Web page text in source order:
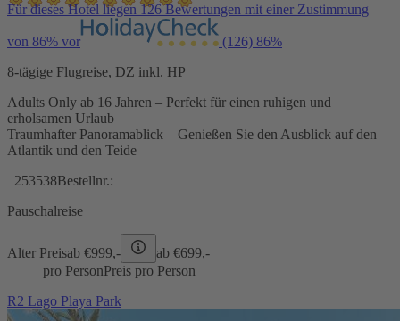
Für dieses Hotel liegen 126 Bewertungen mit einer Zustimmung
von 86% vor (126) 86%
8-tägige Flugreise, DZ inkl. HP
Adults Only ab 16 Jahren – Perfekt für einen ruhigen und
erholsamen Urlaub
Traumhafter Panoramablick – Genießen Sie den Ausblick auf den
Atlantik und den Teide
253538Bestellnr.:
Pauschalreise
Alter Preisab €999,- ab €699,-
pro PersonPreis pro Person
R2 Lago Playa Park